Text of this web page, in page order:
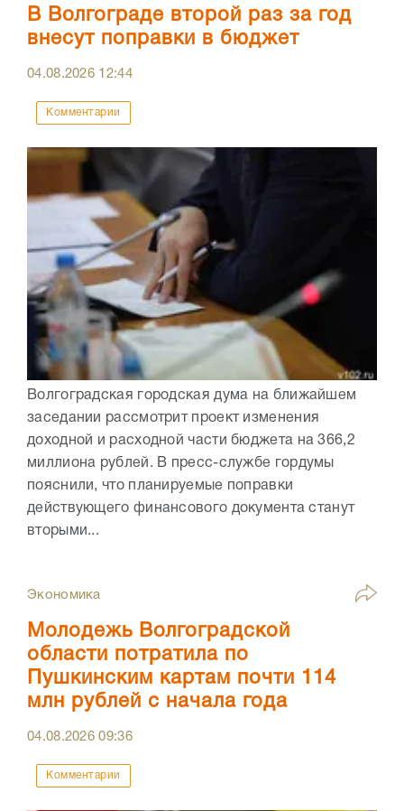
В Волгограде второй раз за год
внесут поправки в бюджет
04.08.2026 12:44
Комментарии
Волгоградская городская дума на ближайшем
заседании рассмотрит проект изменения
доходной и расходной части бюджета на 366,2
миллиона рублей. В пресс-службе гордумы
пояснили, что планируемые поправки
действующего финансового документа станут
вторыми...
Экономика
Молодежь Волгоградской
области потратила по
Пушкинским картам почти 114
млн рублей с начала года
04.08.202609:36
Комментарии